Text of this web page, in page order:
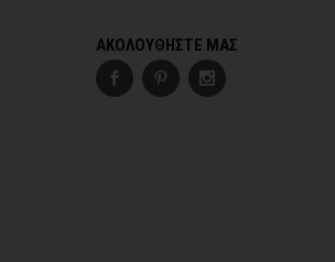
ΑΚΟΛΟΥΘΗΣΤΕ ΜΑΣ